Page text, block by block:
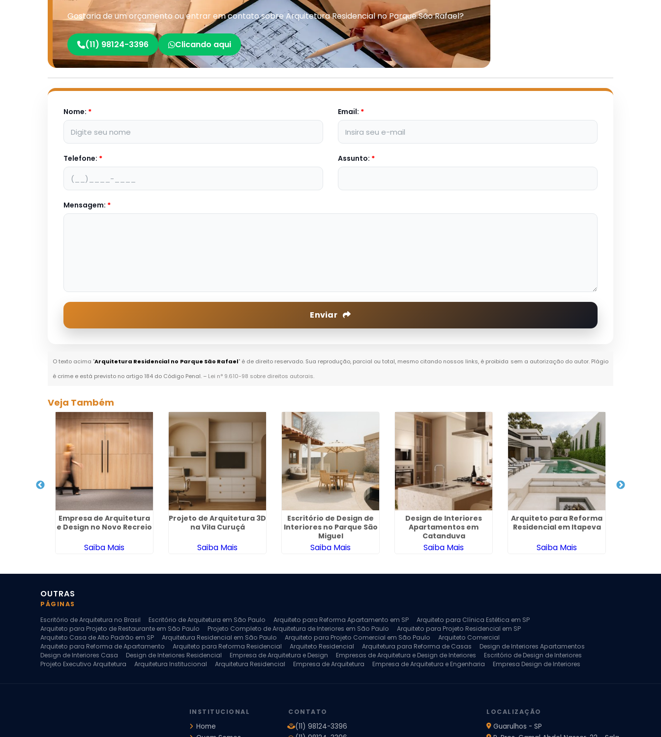
Gostaria de um orçamento ou entrar em contato sobre Arquitetura Residencial no Parque São Rafael?
(11) 98124-3396 Clicando aqui
Nome: * Email: *
Telefone: * Assunto: *
Mensagem: *
Enviar
O texto acima "Arquitetura Residencial no Parque São Rafael" é de direito reservado. Sua reprodução, parcial ou total, mesmo citando nossos links, é proibida sem a autorização do autor. Plágio
é crime e está previsto no artigo 184 do Código Penal. – Lei n° 9.610-98 sobre direitos autorais.
Veja Também
Empresa de Arquitetura
e Design no Novo Recreio
Saiba Mais
Projeto de Arquitetura 3D
na Vila Curuçá
Saiba Mais
Escritório de Design de
Interiores no Parque São
Miguel
Saiba Mais
Design de Interiores
Apartamentos em
Catanduva
Saiba Mais
Arquiteto para Reforma
Residencial em Itapeva
Saiba Mais
OUTRAS
PÁGINAS
Escritório de Arquitetura no Brasil
Escritório de Arquitetura em São Paulo Arquiteto para Reforma Apartamento em SP
Arquiteto para Clínica Estética em SP
Arquiteto para Projeto de Restaurante em São Paulo
Projeto Completo de Arquitetura de Interiores em São Paulo
Arquiteto para Projeto Residencial em SP
Arquiteto Casa de Alto Padrão em SP
Arquitetura Residencial em São Paulo Arquiteto para Projeto Comercial em São Paulo
Arquiteto Comercial
Arquiteto para Reforma de Apartamento
Arquiteto para Reforma Residencial Arquiteto Residencial Arquitetura para Reforma de Casas
Design de Interiores Apartamentos
Design de Interiores Casa
Design de Interiores Residencial Empresa de Arquitetura e Design Empresas de Arquitetura e Design de Interiores
Escritório de Design de Interiores
Projeto Executivo Arquitetura
Arquitetura Institucional Arquitetura Residencial Empresa de Arquitetura Empresa de Arquitetura e Engenharia
Empresa Design de Interiores
INSTITUCIONAL
Home
CONTATO
(11) 98124-3396
LOCALIZAÇÃO
Guarulhos - SP